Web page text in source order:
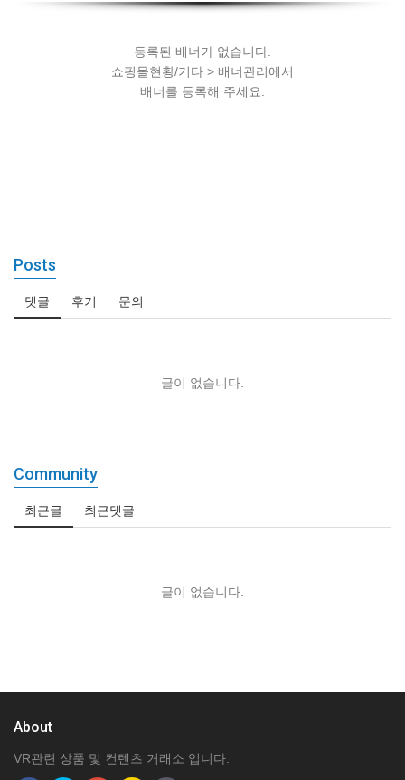
등록된 배너가 없습니다.
쇼핑몰현황/기타 > 배너관리에서
배너를 등록해 주세요.
Posts
댓글 후기 문의
글이 없습니다.
Community
최근글 최근댓글
글이 없습니다.
About
VR관련 상품 및 컨텐츠 거래소 입니다.